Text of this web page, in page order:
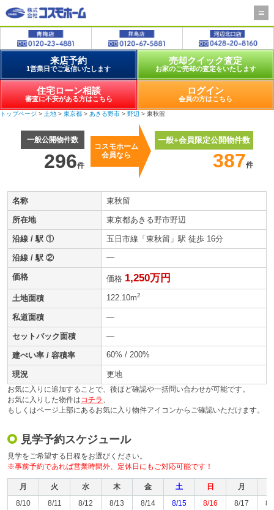
来店予約
1営業日でご返信いたします
売却クイック査定
お家のご売却の査定をいたします
住宅ローン相談
審査に不安がある方はこちら
ログイン
会員の方はこちら
トップページ > 土地 > 東京都 > あきる野市 > 野辺 > 東秋留
一般公開物件数
296件
コスモホーム
会員なら
一般+会員限定公開物件数
387件
名称 東秋留
所在地 東京都あきる野市野辺
沿線 / 駅 ① 五日市線「東秋留」駅 徒歩 16分
沿線 / 駅 ② —
価格 価格 1,250万円
土地面積 122.10m2
私道面積 —
セットバック面積 —
建ぺい率 / 容積率 60% / 200%
現況 更地
お気に入りに追加することで、後ほど確認や一括問い合わせが可能です。
お気に入りした物件はコチラ 、
もしくはページ上部にあるお気に入り物件アイコンからご確認いただけます。
見学予約スケジュール
見学をご希望する日程をお選びください。
※事前予約であれば営業時間外、定休日にもご対応可能です！
月 火 水 木 金 土 日 月
8/10
8/11 8/12 8/13 8/14 8/15 8/16 8/17 8/